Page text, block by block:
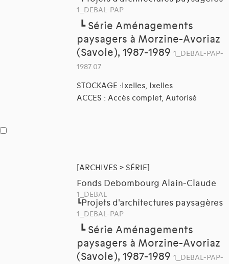
1_DEBAL-PAP
┗ Série Aménagements
paysagers à Morzine-Avoriaz
(Savoie), 1987-1989 1_DEBAL-PAP-
1987.07
STOCKAGE :Ixelles, Ixelles
ACCES : Accès complet, Autorisé
[ARCHIVES > SÉRIE]
Fonds Debombourg Alain-Claude
1_DEBAL
┗Projets d'architectures paysagères
1_DEBAL-PAP
┗ Série Aménagements
paysagers à Morzine-Avoriaz
(Savoie), 1987-1989 1_DEBAL-PAP-